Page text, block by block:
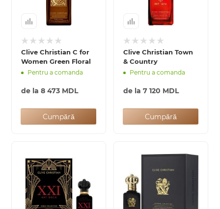
Clive Christian C for
Women Green Floral
Pentru a comanda
de la 8 473 MDL
Cumpără
Clive Christian Town
& Country
Pentru a comanda
de la 7 120 MDL
Cumpără